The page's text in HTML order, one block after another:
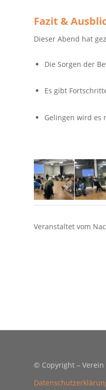
Fazit &
Dieser Abend hat
Die Sorgen der
Es gibt
Gelingen wird es
Veranstaltet vom
© Copyright – Verein